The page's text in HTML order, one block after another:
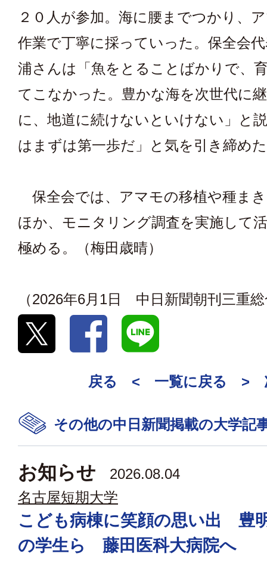
２０人が参加。海に腰までつかり、
作業で丁寧に採っていった。保全会
浦さんは「魚をとることばかりで、
てこなかった。豊かな海を次世代に
に、地道に続けないといけない」と
はまずは第一歩だ」と気を引き締め
保全会では、アマモの移植や種ま
ほか、モニタリング調査を実施して
極める。（梅田歳晴）
（2026年6月1日 中日新聞朝刊三重
戻る < 一覧に戻る >
その他の中日新聞掲載の大学記
お知らせ
2026.08.04
名古屋短期大学
こども病棟に笑顔の思い出 豊
の学生ら 藤田医科大病院へ